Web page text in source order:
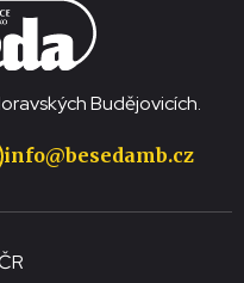
Budějovicích.
info@besedamb.cz